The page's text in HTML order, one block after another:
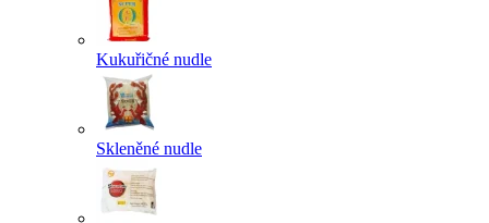
Kukuřičné nudle
Skleněné nudle